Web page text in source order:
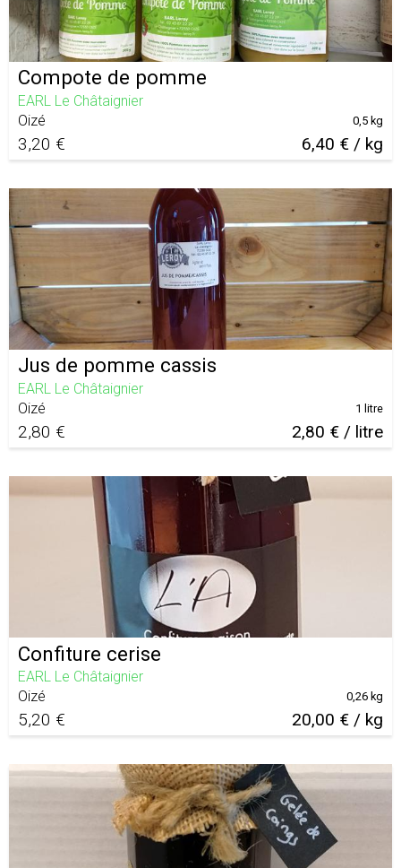
Compote de pomme
EARL Le Châtaignier
Oizé
3,20 € 6,40 € / kg
0,5 kg
Jus de pomme cassis
EARL Le Châtaignier
Oizé
2,80 € 2,80 € / litre
1 litre
Confiture cerise
EARL Le Châtaignier
Oizé
5,20 € 20,00 € / kg
0,26 kg